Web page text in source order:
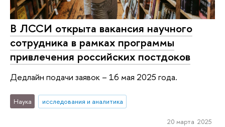
В ЛССИ открыта вакансия научного
сотрудника в рамках программы
привлечения российских постдоков
Дедлайн подачи заявок – 16 мая 2025 года.
Наука исследования и аналитика
20 марта 2025